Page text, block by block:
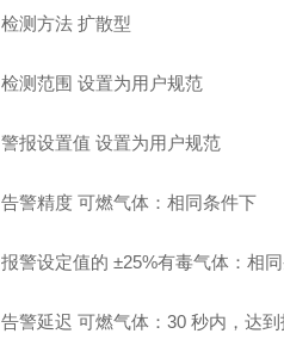
检测方法 扩散型
检测范围 设置为用户规范
警报设置值 设置为用户规范
告警精度 可燃气体：相同条件下
报警设定值的 ±25%有毒气体：相
告警延迟 可燃气体：30 秒内，达